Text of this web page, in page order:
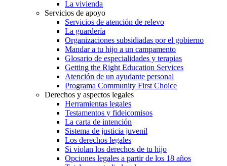
La vivienda
Servicios de apoyo
Servicios de atención de relevo
La guardería
Organizaciones subsidiadas por el gobierno
Mandar a tu hijo a un campamento
Glosario de especialidades y terapias
Getting the Right Education Services
Atención de un ayudante personal
Programa Community First Choice
Derechos y aspectos legales
Herramientas legales
Testamentos y fideicomisos
La carta de intención
Sistema de justicia juvenil
Los derechos legales
Si violan los derechos de tu hijo
Opciones legales a partir de los 18 años